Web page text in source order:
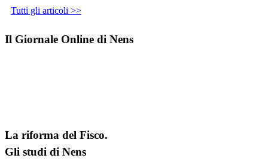
Tutti gli articoli >>
Il Giornale Online di Nens
La riforma del Fisco.
Gli studi di Nens